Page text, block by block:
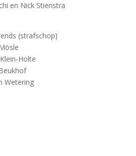
en Nick Stienstra
(strafschop)
Holte
Wetering